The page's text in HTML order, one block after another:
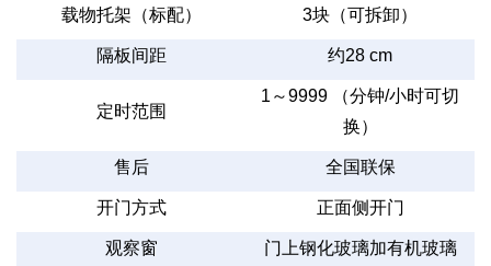
载物托架（标配） 3块（可拆卸）
隔板间距 约28 cm
定时范围
1 ～9999 （分钟/小时可切
换）
售后 全国联保
开门方式 正面侧开门
观察窗 门上钢化玻璃加有机玻璃